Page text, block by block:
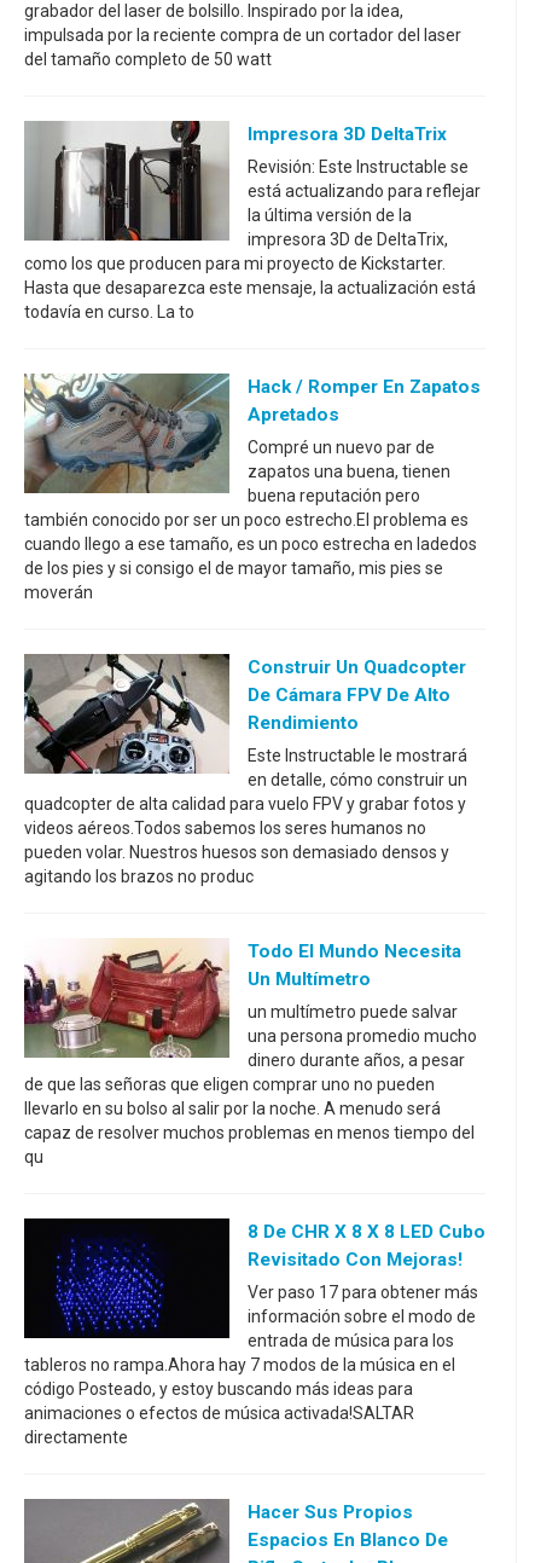
grabador del laser de bolsillo. Inspirado por la idea,
impulsada por la reciente compra de un cortador del laser
del tamaño completo de 50 watt
Impresora 3D DeltaTrix
Revisión: Este Instructable se
está actualizando para reflejar
la última versión de la
impresora 3D de DeltaTrix,
como los que producen para mi proyecto de Kickstarter.
Hasta que desaparezca este mensaje, la actualización está
todavía en curso. La to
Hack / Romper En Zapatos
Apretados
Compré un nuevo par de
zapatos una buena, tienen
buena reputación pero
también conocido por ser un poco estrecho.El problema es
cuando llego a ese tamaño, es un poco estrecha en ladedos
de los pies y si consigo el de mayor tamaño, mis pies se
moverán
Construir Un Quadcopter
De Cámara FPV De Alto
Rendimiento
Este Instructable le mostrará
en detalle, cómo construir un
quadcopter de alta calidad para vuelo FPV y grabar fotos y
videos aéreos.Todos sabemos los seres humanos no
pueden volar. Nuestros huesos son demasiado densos y
agitando los brazos no produc
Todo El Mundo Necesita
Un Multímetro
un multímetro puede salvar
una persona promedio mucho
dinero durante años, a pesar
de que las señoras que eligen comprar uno no pueden
llevarlo en su bolso al salir por la noche. A menudo será
capaz de resolver muchos problemas en menos tiempo del
qu
8 De CHR X 8 X 8 LED Cubo
Revisitado Con Mejoras!
Ver paso 17 para obtener más
información sobre el modo de
entrada de música para los
tableros no rampa.Ahora hay 7 modos de la música en el
código Posteado, y estoy buscando más ideas para
animaciones o efectos de música activada!SALTAR
directamente
Hacer Sus Propios
Espacios En Blanco De